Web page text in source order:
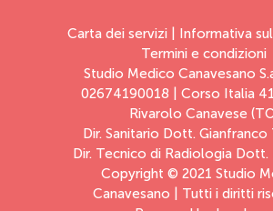
Carta dei servizi Informativa
Termini e condizioni
Studio Medico Canavesano
02674190018 | Corso Italia
Rivarolo Canavese
Dir. Sanitario Dott. Gianfranco
Dir. Tecnico di Radiologia Dott.
Copyright © 2021 Studio
Canavesano | Tutti i diritti